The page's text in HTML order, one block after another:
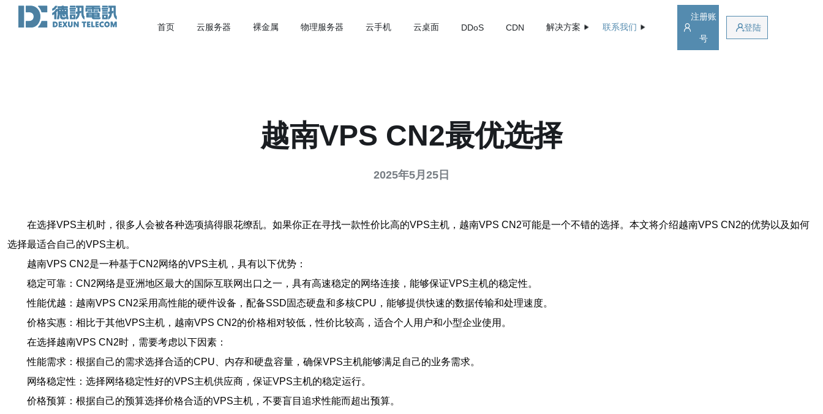
首页 云服务器 裸金属 物理服务器 云手机 云桌面 DDoS CDN 解决方案 联系我们
注册账
号
登陆
越南VPS CN2最优选择
2025年5月25日
在选择VPS主机时，很多人会被各种选项搞得眼花缭乱。如果你正在寻找一款性价比高的VPS主机，越南VPS CN2可能是一个不错的选择。本文将介绍越南VPS CN2的优势以及如何
选择最适合自己的VPS主机。
越南VPS CN2是一种基于CN2网络的VPS主机，具有以下优势：
稳定可靠：CN2网络是亚洲地区最大的国际互联网出口之一，具有高速稳定的网络连接，能够保证VPS主机的稳定性。
性能优越：越南VPS CN2采用高性能的硬件设备，配备SSD固态硬盘和多核CPU，能够提供快速的数据传输和处理速度。
价格实惠：相比于其他VPS主机，越南VPS CN2的价格相对较低，性价比较高，适合个人用户和小型企业使用。
在选择越南VPS CN2时，需要考虑以下因素：
性能需求：根据自己的需求选择合适的CPU、内存和硬盘容量，确保VPS主机能够满足自己的业务需求。
网络稳定性：选择网络稳定性好的VPS主机供应商，保证VPS主机的稳定运行。
价格预算：根据自己的预算选择价格合适的VPS主机，不要盲目追求性能而超出预算。